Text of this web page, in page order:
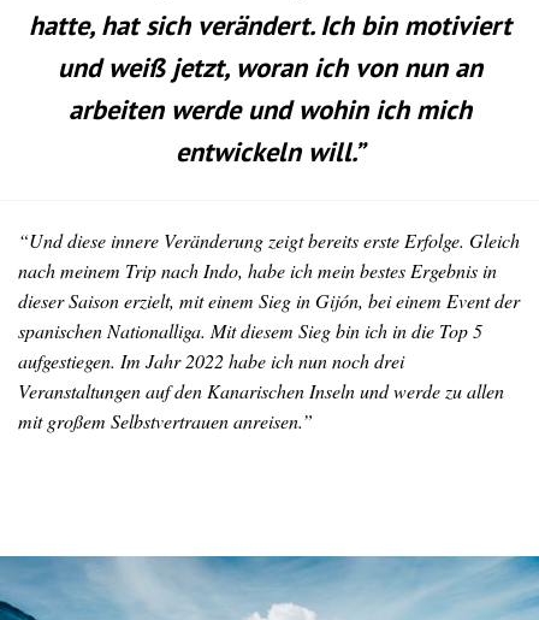
hatte, hat sich verändert. Ich bin motiviert
und weiß jetzt, woran ich von nun an
arbeiten werde und wohin ich mich
entwickeln will.”
“Und diese innere Veränderung zeigt bereits erste Erfolge. Gleich
nach meinem Trip nach Indo, habe ich mein bestes Ergebnis in
dieser Saison erzielt, mit einem Sieg in Gijón, bei einem Event der
spanischen Nationalliga. Mit diesem Sieg bin ich in die Top 5
aufgestiegen. Im Jahr 2022 habe ich nun noch drei
Veranstaltungen auf den Kanarischen Inseln und werde zu allen
mit großem Selbstvertrauen anreisen.”